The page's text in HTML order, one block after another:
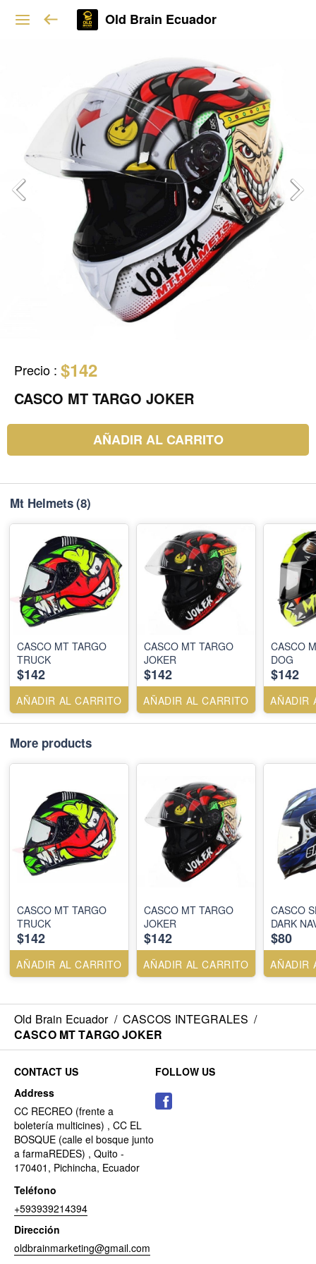
Old Brain Ecuador
Precio : $142
CASCO MT TARGO JOKER
AÑADIR AL CARRITO
Mt Helmets(8)
CASCO MT TARGO
TRUCK
$142
AÑADIR AL CARRITO
CASCO MT TARGO
JOKER
$142
AÑADIR AL CARRITO
CASCO
DOG
$142
AÑADIR
More products
CASCO MT TARGO
TRUCK
$142
AÑADIR AL CARRITO
CASCO MT TARGO
JOKER
$142
AÑADIR AL CARRITO
CASCO
DARK
$80
AÑADIR
Old Brain Ecuador / CASCOS INTEGRALES /
CASCO MT TARGO JOKER
CONTACT US
Address
CC RECREO (frente a
boletería multicines) , CC EL
BOSQUE (calle el bosque junto
a farmaREDES) , Quito -
170401, Pichincha, Ecuador
Teléfono
+593939214394
Dirección
oldbrainmarketing@gmail.com
FOLLOW US